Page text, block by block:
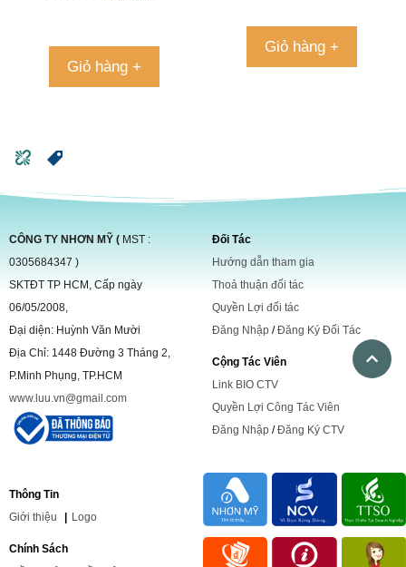
Giỏ hàng +
Giỏ hàng +
CÔNG TY NHƠN MỸ ( MST :
0305684347 )
SKTĐT TP HCM, Cấp ngày
06/05/2008,
Đại diện: Huỳnh Văn Mười
Địa Chỉ: 1448 Đường 3 Tháng 2,
P.Minh Phụng, TP.HCM
www.luu.vn@gmail.com
Đối Tác
Hướng dẫn tham gia
Thoả thuận đối tác
Quyền Lợi đối tác
Đăng Nhập /Đăng Ký Đối Tác
Cộng Tác Viên
Link BIO CTV
Quyền Lợi Công Tác Viên
Đăng Nhập /Đăng Ký CTV
Thông Tin
Giới thiệu Logo
Chính Sách